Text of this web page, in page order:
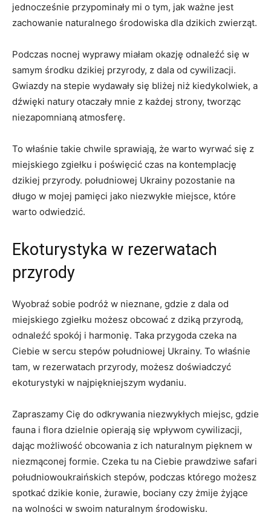
jednocześnie przypominały mi o tym, jak ważne jest
zachowanie naturalnego środowiska dla dzikich zwierząt.
Podczas nocnej wyprawy miałam okazję odnaleźć się w
samym środku dzikiej przyrody, z dala od cywilizacji.
Gwiazdy na stepie wydawały się bliżej niż kiedykolwiek, a
dźwięki natury otaczały mnie z każdej strony, tworząc
niezapomnianą atmosferę.
To właśnie takie chwile sprawiają, że warto wyrwać się z
miejskiego zgiełku i poświęcić czas na kontemplację
dzikiej przyrody. południowej Ukrainy pozostanie na
długo w mojej pamięci jako niezwykłe miejsce, które
warto odwiedzić.
Ekoturystyka w rezerwatach
przyrody
Wyobraź sobie podróż w nieznane, gdzie z dala od
miejskiego zgiełku możesz obcować z dziką przyrodą,
odnaleźć spokój i harmonię. Taka przygoda czeka na
Ciebie w sercu stepów południowej Ukrainy. To właśnie
tam, w rezerwatach przyrody, możesz doświadczyć
ekoturystyki w najpiękniejszym wydaniu.
Zapraszamy Cię do odkrywania niezwykłych miejsc, gdzie
fauna i flora dzielnie opierają się wpływom cywilizacji,
dając możliwość obcowania z ich naturalnym pięknem w
niezmąconej formie. Czeka tu na Ciebie prawdziwe safari
południowoukraińskich stepów, podczas którego możesz
spotkać dzikie konie, żurawie, bociany czy żmije żyjące
na wolności w swoim naturalnym środowisku.